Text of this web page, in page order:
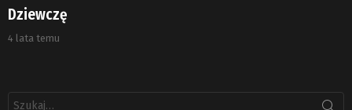
Dziewczę
4 lata temu